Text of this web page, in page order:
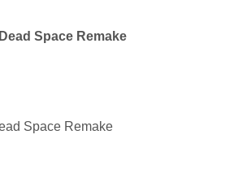
Dead Space Remake – למחשב (PC).